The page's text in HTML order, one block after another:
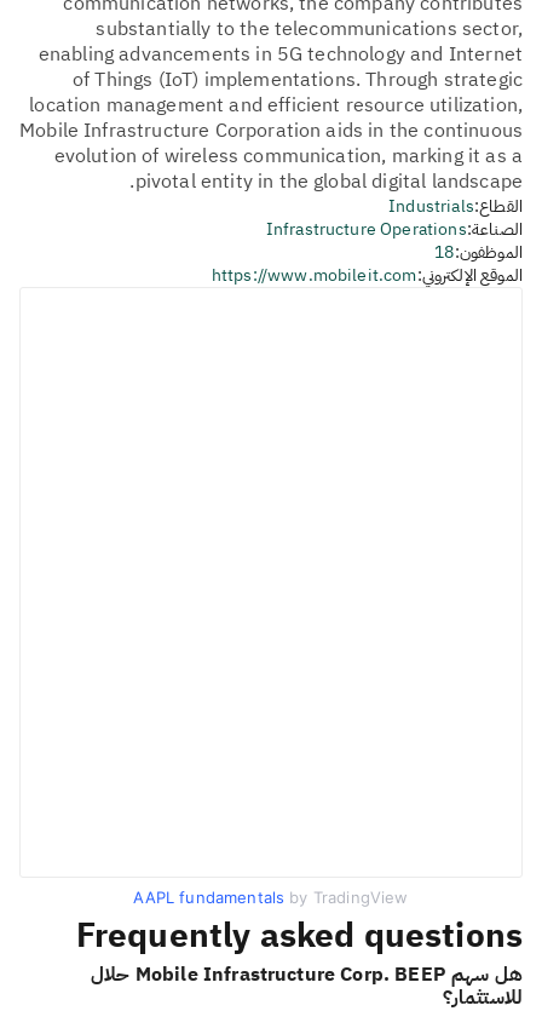
substantially to the telecommunications sector,
enabling advancements in 5G technology and Internet
of Things (IoT) implementations. Through strategic
location management and efficient resource utilization,
Mobile Infrastructure Corporation aids in the continuous
evolution of wireless communication, marking it as a
pivotal entity in the global digital landscape.
القطاع:Industrials
الصناعة:Infrastructure Operations
الموظفون:18
الموقع الإلكتروني:https://www.mobileit.com
AAPL fundamentals by TradingView
Frequently asked questions
هل سهم Mobile Infrastructure Corp. BEEP حلال
للاستثمار؟